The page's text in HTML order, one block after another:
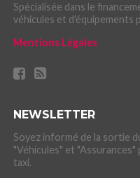
Spécialisée dans le
véhicules et
Mentions Légales
NEWSLETTER
Soyez informé de la sortie
"Véhicules" et
taxi.